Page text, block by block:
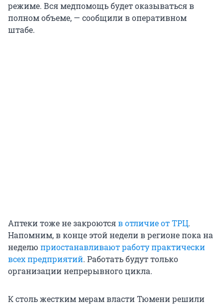
режиме. Вся медпомощь будет оказываться в
полном объеме, — сообщили в оперативном
штабе.
Аптеки тоже не закроютсяв отличие от ТРЦ.
Напомним, в конце этой недели в регионе пока на
неделю приостанавливают работу практически
всех предприятий. Работать будут только
организации непрерывного цикла.
К столь жестким мерам власти Тюмени решили